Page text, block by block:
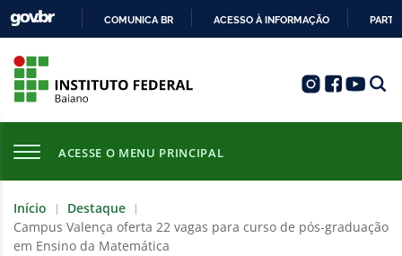
COMUNICA BR ACESSO À INFORMAÇÃO
ACESSE O MENU PRINCIPAL
Início | Destaque |
Campus Valença oferta 22 vagas para curso de pós-graduação
em Ensino da Matemática